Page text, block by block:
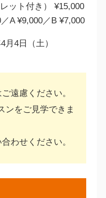
ット付き） ¥15,000
A ¥9,000／B ¥7,000
4月4日（土）
遠慮ください。
ンをご見学できま
わせください。